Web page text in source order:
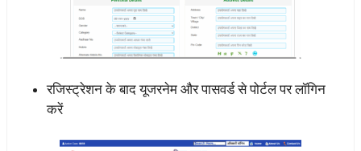
रजिस्ट्रेशन के बाद यूजरनेम और पासवर्ड से पोर्टल पर लॉगिन
करें